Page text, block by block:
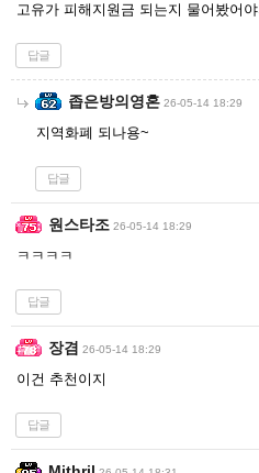
고유가 피해지원금 되는지 물어봤어
답글
좁은방의영혼 26-05-14 18:29
지역화폐 되나용~
답글
원스타조 26-05-14 18:29
ㅋㅋㅋㅋ
답글
장겸 26-05-14 18:29
이건 추천이지
답글